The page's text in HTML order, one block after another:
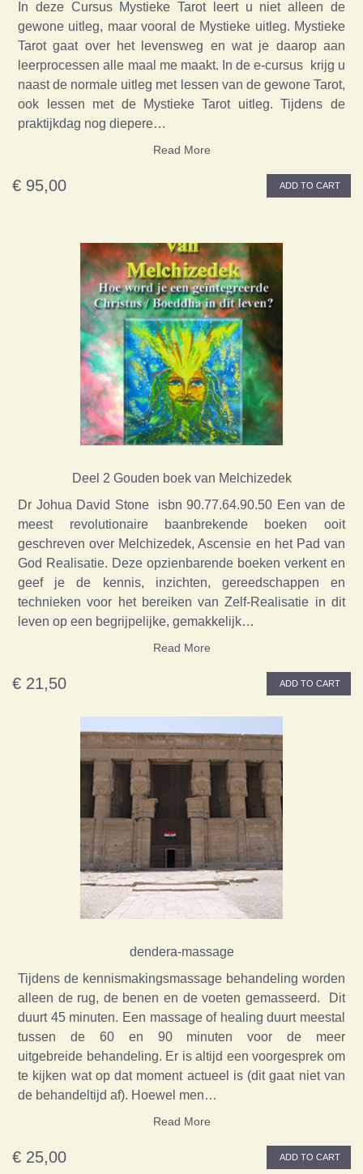
In deze Cursus Mystieke Tarot leert u niet alleen de
gewone uitleg, maar vooral de Mystieke uitleg. Mystieke
Tarot gaat over het levensweg en wat je daarop aan
leerprocessen alle maal me maakt. In de e-cursus krijg u
naast de normale uitleg met lessen van de gewone Tarot,
ook lessen met de Mystieke Tarot uitleg. Tijdens de
praktijkdag nog diepere…
Read More
€ 95,00 ADD TO CART
Deel 2 Gouden boek van Melchizedek
Dr Johua David Stone isbn 90.77.64.90.50 Een van de
meest revolutionaire baanbrekende boeken ooit
geschreven over Melchizedek, Ascensie en het Pad van
God Realisatie. Deze opzienbarende boeken verkent en
geef je de kennis, inzichten, gereedschappen en
technieken voor het bereiken van Zelf-Realisatie in dit
leven op een begrijpelijke, gemakkelijk…
Read More
€ 21,50 ADD TO CART
dendera-massage
Tijdens de kennismakingsmassage behandeling worden
alleen de rug, de benen en de voeten gemasseerd. Dit
duurt 45 minuten. Een massage of healing duurt meestal
tussen de 60 en 90 minuten voor de meer
uitgebreide behandeling. Er is altijd een voorgesprek om
te kijken wat op dat moment actueel is (dit gaat niet van
de behandeltijd af). Hoewel men…
Read More
€ 25,00 ADD TO CART